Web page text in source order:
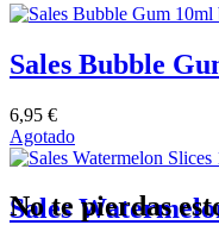
Sales Bubble
6,95 €
Agotado
Sales
No te pierdas